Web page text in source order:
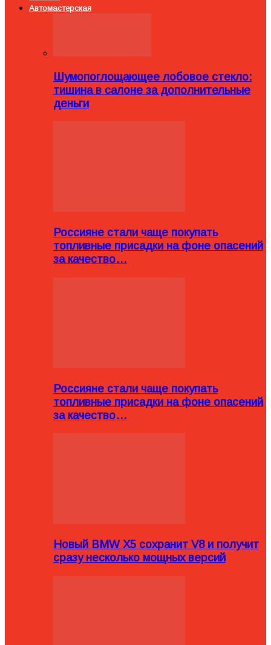
Автомастерская
Шумопоглощающее лобовое стекло:
тишина в салоне за дополнительные
деньги
Россияне стали чаще покупать
топливные присадки на фоне опасений
за качество…
Россияне стали чаще покупать
топливные присадки на фоне опасений
за качество…
Новый BMW X5 сохранит V8 и получит
сразу несколько мощных версий